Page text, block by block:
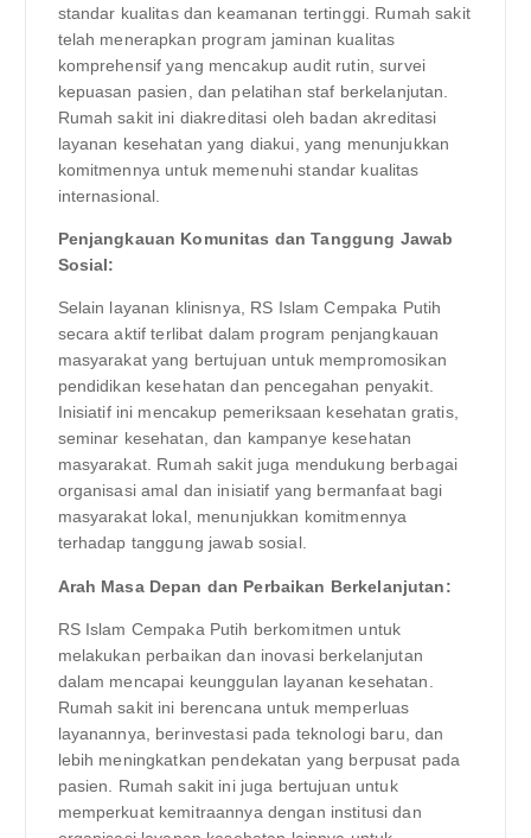
standar kualitas dan keamanan tertinggi. Rumah sakit
telah menerapkan program jaminan kualitas
komprehensif yang mencakup audit rutin, survei
kepuasan pasien, dan pelatihan staf berkelanjutan.
Rumah sakit ini diakreditasi oleh badan akreditasi
layanan kesehatan yang diakui, yang menunjukkan
komitmennya untuk memenuhi standar kualitas
internasional.
Penjangkauan Komunitas dan Tanggung Jawab
Sosial:
Selain layanan klinisnya, RS Islam Cempaka Putih
secara aktif terlibat dalam program penjangkauan
masyarakat yang bertujuan untuk mempromosikan
pendidikan kesehatan dan pencegahan penyakit.
Inisiatif ini mencakup pemeriksaan kesehatan gratis,
seminar kesehatan, dan kampanye kesehatan
masyarakat. Rumah sakit juga mendukung berbagai
organisasi amal dan inisiatif yang bermanfaat bagi
masyarakat lokal, menunjukkan komitmennya
terhadap tanggung jawab sosial.
Arah Masa Depan dan Perbaikan Berkelanjutan:
RS Islam Cempaka Putih berkomitmen untuk
melakukan perbaikan dan inovasi berkelanjutan
dalam mencapai keunggulan layanan kesehatan.
Rumah sakit ini berencana untuk memperluas
layanannya, berinvestasi pada teknologi baru, dan
lebih meningkatkan pendekatan yang berpusat pada
pasien. Rumah sakit ini juga bertujuan untuk
memperkuat kemitraannya dengan institusi dan